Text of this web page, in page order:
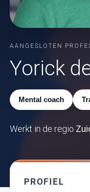
AANGESLOTEN
Yorick
Mental coach
Werkt in de regio
PROFIEL